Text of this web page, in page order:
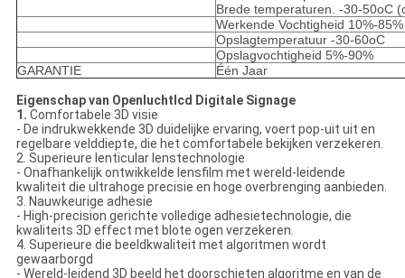
Brede temperaturen. -30-50oC
Werkende Vochtigheid 10%-85%
Opslagtemperatuur -30-60oC
Opslagvochtigheid 5%-90%
GARANTIE
Één Jaar
Eigenschap van Openluchtlcd Digitale Signage
1. Comfortabele 3D visie
- De indrukwekkende 3D duidelijke ervaring, voert pop-uit uit en
regelbare velddiepte, die het comfortabele bekijken verzekeren.
2. Superieure lenticular lenstechnologie
- Onafhankelijk ontwikkelde lensfilm met wereld-leidende
kwaliteit die ultrahoge precisie en hoge overbrenging aanbieden.
3. Nauwkeurige adhesie
- High-precision gerichte volledige adhesietechnologie, die
kwaliteits 3D effect met blote ogen verzekeren.
4. Superieure die beeldkwaliteit met algoritmen wordt
gewaarborgd
- Wereld-leidend 3D beeld het doorschieten algoritme en van de